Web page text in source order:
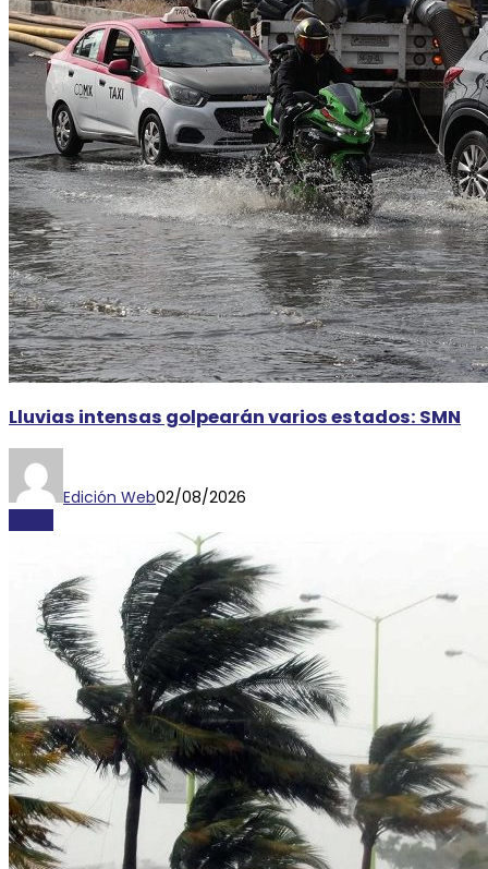
Lluvias intensas golpearán varios estados: SMN
Edición Web02/08/2026